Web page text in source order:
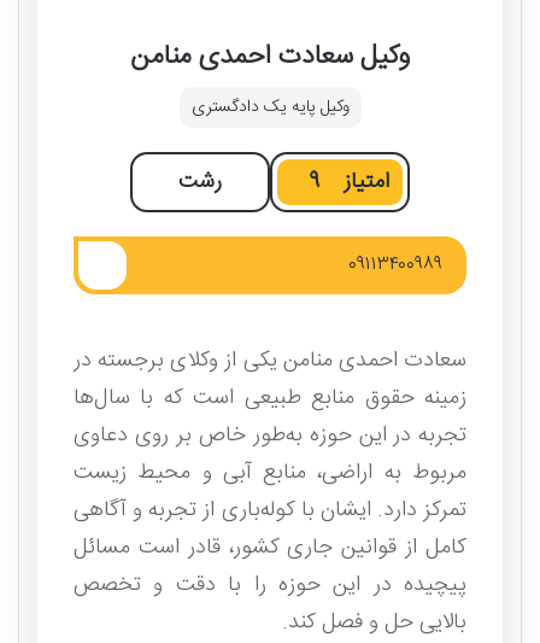
وکیل سعادت احمدی منامن
وکیل پایه یک دادگستری
امتیاز 9 رشت
۰۹۱۱۳۴۰۰۹۸۹
سعادت احمدی منامن یکی از وکلای برجسته در
زمینه حقوق منابع طبیعی است که با سال‌ها
تجربه در این حوزه به‌طور خاص بر روی دعاوی
مربوط به اراضی، منابع آبی و محیط زیست
تمرکز دارد. ایشان با کوله‌باری از تجربه و آگاهی
کامل از قوانین جاری کشور، قادر است مسائل
پیچیده در این حوزه را با دقت و تخصص
بالایی حل و فصل کند.